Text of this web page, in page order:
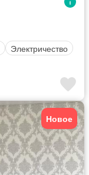
Электричество
Новое